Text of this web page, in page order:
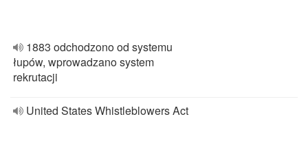
1883 odchodzono od systemu
łupów, wprowadzano system
rekrutacji
United States Whistleblowers Act